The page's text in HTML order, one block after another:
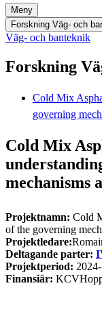
Meny
Forskning Väg- och
Väg- och banteknik
Forskning
Cold Mix
governing
Cold Mix
mechanisms
Projektnamn: Cold
of the governing
Projektledare:
Deltagande parter:
Projektperiod:
Finansiär: